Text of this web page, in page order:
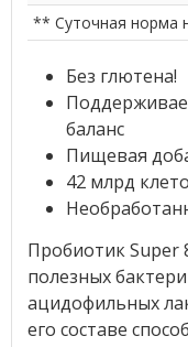
** Суточная норма
Без глютена!
баланс
Пищевая
42 млрд
Пробиотик
полезных
ацидофильных
его составе